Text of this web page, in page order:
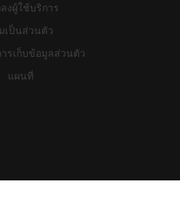
งผู้ใช้บริการ
เป็นส่วนตัว
รเก็บข้อมูลส่วนตัว
แผนที่